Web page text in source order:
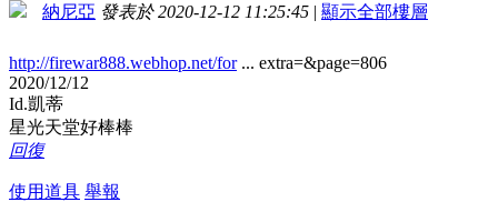
納尼亞 發表於 2020-12-12 11:25:45 | 顯示全部樓層
http://firewar888.webhop.net/for... extra=&page=806
2020/12/12
Id.凱蒂
星光天堂好棒棒
回復
使用道具 舉報